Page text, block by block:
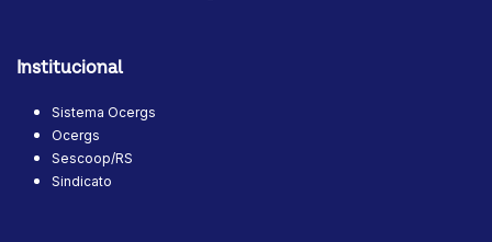
Institucional
Sistema Ocergs
Ocergs
Sescoop/RS
Sindicato